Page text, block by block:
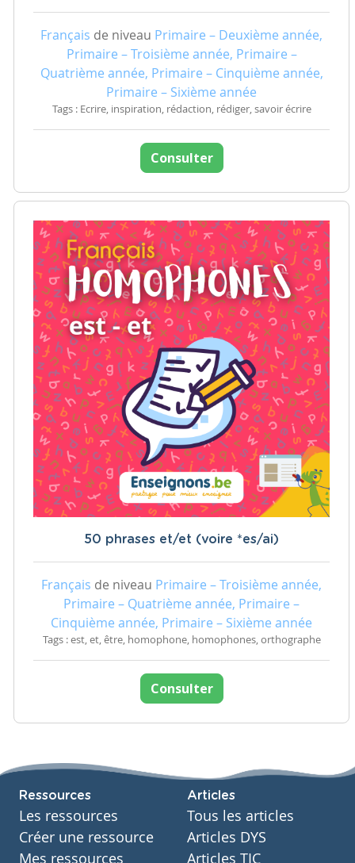
Français de niveau Primaire – Deuxième année,
Primaire – Troisième année, Primaire –
Quatrième année, Primaire – Cinquième année,
Primaire – Sixième année
Tags : Ecrire, inspiration, rédaction, rédiger, savoir écrire
Consulter
50 phrases et/et (voire *es/ai)
Français de niveau Primaire – Troisième année,
Primaire – Quatrième année, Primaire –
Cinquième année, Primaire – Sixième année
Tags : est, et, être, homophone, homophones, orthographe
Consulter
Ressources
Les ressources
Créer une ressource
Mes ressources
Articles
Tous les articles
Articles DYS
Articles TIC